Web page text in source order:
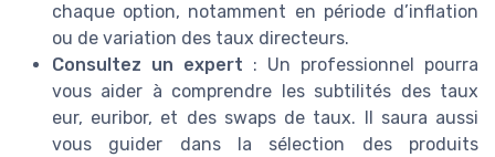
chaque option, notamment en période d’inflation
ou de variation des taux directeurs.
Consultez un expert : Un professionnel pourra
vous aider à comprendre les subtilités des taux
eur, euribor, et des swaps de taux. Il saura aussi
vous guider dans la sélection des produits